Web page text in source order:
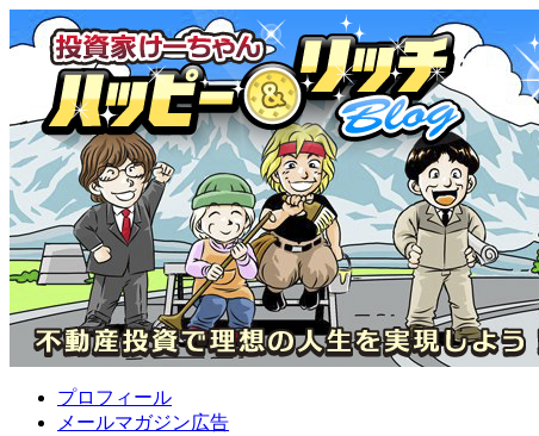
プロフィール
メールマガジン広告